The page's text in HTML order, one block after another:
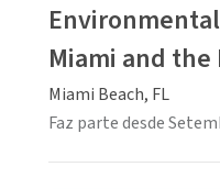
Miami and the
Miami Beach, FL
Faz parte desde